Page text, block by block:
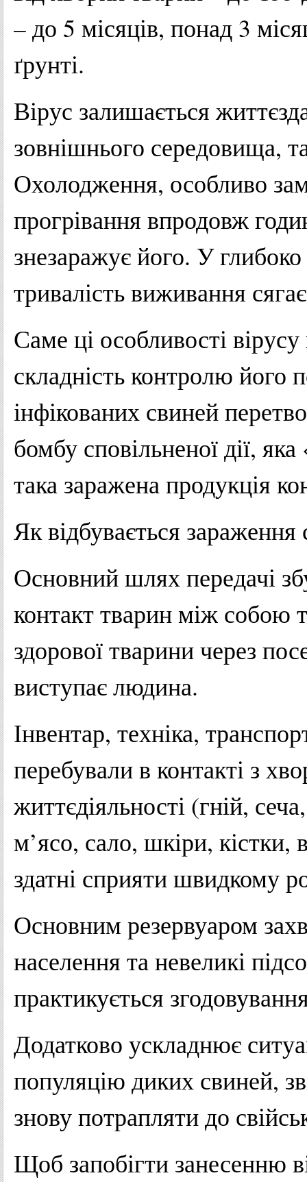
– до 5 місяців, понад 3
ґрунті.
Вірус залишається
зовнішнього середовища,
Охолодження, особливо
прогрівання впродовж
знезаражує його. У
тривалість виживання
Саме ці особливості
складність контролю
інфікованих свиней
бомбу сповільненої дії,
така заражена продукція
Як відбувається зараження
Основний шлях передачі
контакт тварин між собою
здорової тварини через
виступає людина.
Інвентар, техніка,
перебували в контакті з
життєдіяльності (гній,
м’ясо, сало, шкіри,
здатні сприяти
Основним резервуаром
населення та невеликі
практикується
Додатково ускладнює
популяцію диких свиней,
знову потрапляти до
Щоб запобігти занесенню